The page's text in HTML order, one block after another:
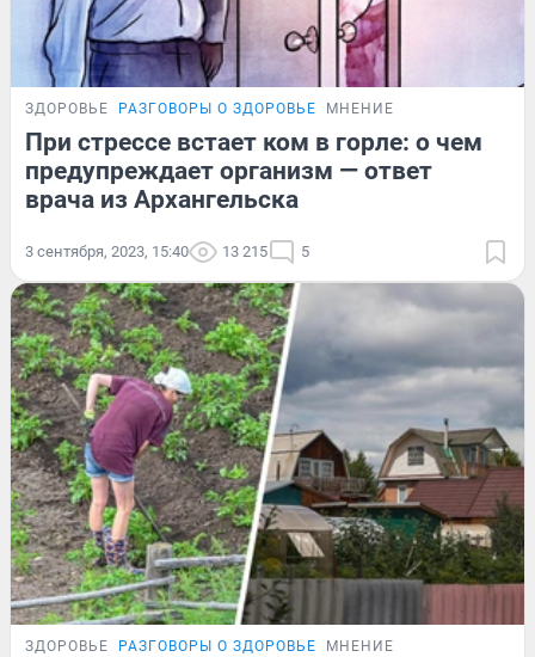
ЗДОРОВЬЕ РАЗГОВОРЫ О ЗДОРОВЬЕ МНЕНИЕ
При стрессе встает ком в горле: о чем
предупреждает организм — ответ
врача из Архангельска
3 сентября, 2023, 15:40 13 215 5
ЗДОРОВЬЕ РАЗГОВОРЫ О ЗДОРОВЬЕ МНЕНИЕ